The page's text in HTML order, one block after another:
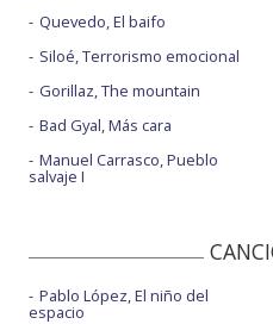
Quevedo, El baifo
Siloé, Terrorismo emocional
Gorillaz, The mountain
Bad Gyal, Más cara
Manuel Carrasco, Pueblo
salvaje I
Pablo López, El niño del
espacio